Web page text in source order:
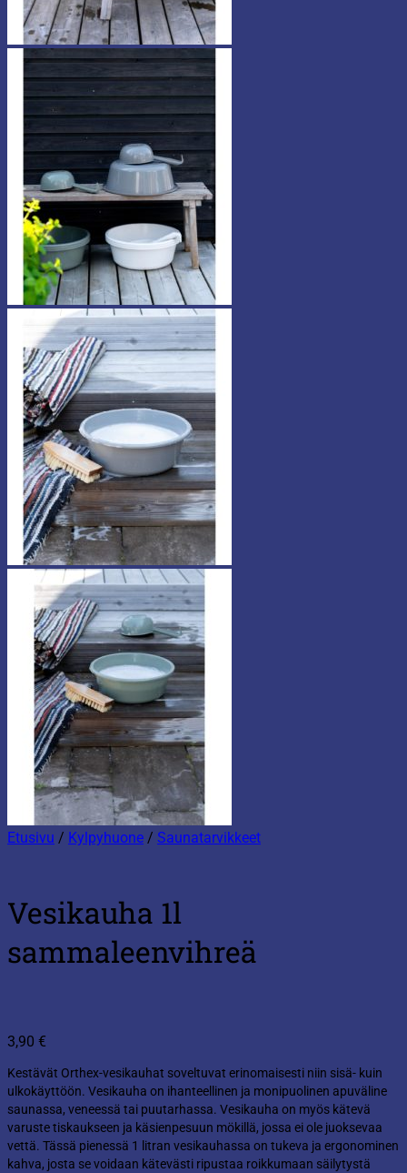
Etusivu / Kylpyhuone / Saunatarvikkeet
Vesikauha 1l
sammaleenvihreä
3,90 €
Kestävät Orthex-vesikauhat soveltuvat erinomaisesti niin sisä- kuin
ulkokäyttöön. Vesikauha on ihanteellinen ja monipuolinen apuväline
saunassa, veneessä tai puutarhassa. Vesikauha on myös kätevä
varuste tiskaukseen ja käsienpesuun mökillä, jossa ei ole juoksevaa
vettä. Tässä pienessä 1 litran vesikauhassa on tukeva ja ergonominen
kahva, josta se voidaan kätevästi ripustaa roikkumaan säilytystä